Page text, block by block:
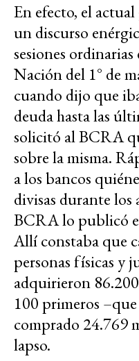
En efecto, el
un discurso
sesiones
Nación del 1° de
cuando dijo que
deuda hasta las
solicitó al BCRA
sobre la misma.
a los bancos
divisas durante
BCRA lo publicó
Allí constaba que
personas físicas y
adquirieron
100 primeros
comprado 24.769
lapso.